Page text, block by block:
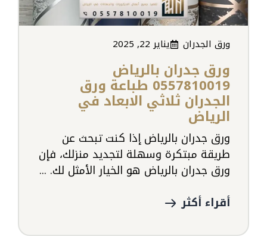
ورق الجدران يناير 22, 2025
ورق جدران بالرياض
0557810019 طباعة ورق
الجدران ثلاثي الابعاد في
الرياض
ورق جدران بالرياض إذا كنت تبحث عن
طريقة مبتكرة وسهلة لتجديد منزلك، فإن
ورق جدران بالرياض هو الخيار الأمثل لك. ...
أقراء أكثر